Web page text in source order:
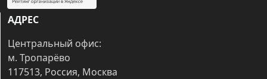
АДРЕС
Центральный офис:
м. Тропарёво
117513, Россия, Москва